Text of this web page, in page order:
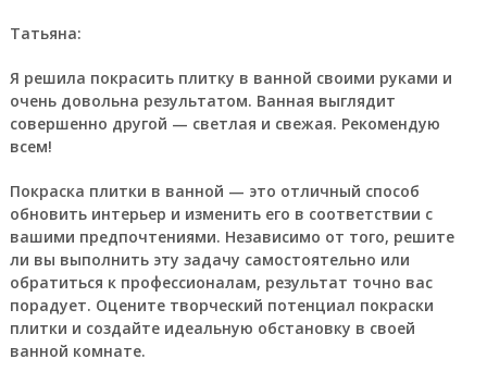
Татьяна:
Я решила покрасить плитку в ванной своими руками и
очень довольна результатом. Ванная выглядит
совершенно другой — светлая и свежая. Рекомендую
всем!
Покраска плитки в ванной — это отличный способ
обновить интерьер и изменить его в соответствии с
вашими предпочтениями. Независимо от того, решите
ли вы выполнить эту задачу самостоятельно или
обратиться к профессионалам, результат точно вас
порадует. Оцените творческий потенциал покраски
плитки и создайте идеальную обстановку в своей
ванной комнате.